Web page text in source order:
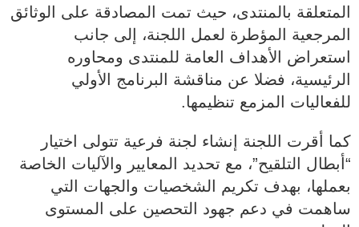
المتعلقة بالمنتدى، حيث تمت المصادقة على الوثائق
المرجعية المؤطرة لعمل اللجنة، إلى جانب
استعراض الأهداف العامة للمنتدى ومحاوره
الرئيسية، فضلا عن مناقشة البرنامج الأولي
للفعاليات المزمع تنظيمها.
كما أقرت اللجنة إنشاء لجنة فرعية تتولى اختيار
“أبطال التلقيح”، مع تحديد المعايير والآليات الخاصة
بعملها، بهدف تكريم الشخصيات والجهات التي
ساهمت في دعم جهود التحصين على المستوى